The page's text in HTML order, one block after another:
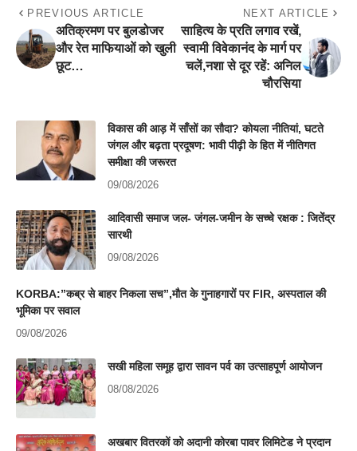
PREVIOUS ARTICLE
अतिक्रमण पर बुलडोजर
और रेत माफियाओं को खुली
छूट…
NEXT ARTICLE
साहित्य के प्रति लगाव रखें,
स्वामी विवेकानंद के मार्ग पर
चलें,नशा से दूर रहें: अनिल
चौरसिया
विकास की आड़ में साँसों का सौदा? कोयला नीतियां, घटते
जंगल और बढ़ता प्रदूषण: भावी पीढ़ी के हित में नीतिगत
समीक्षा की जरूरत
09/08/2026
आदिवासी समाज जल- जंगल-जमीन के सच्चे रक्षक : जितेंद्र
सारथी
09/08/2026
KORBA:”कब्र से बाहर निकला सच”,मौत के गुनाहगारों पर FIR, अस्पताल की
भूमिका पर सवाल
09/08/2026
सखी महिला समूह द्वारा सावन पर्व का उत्साहपूर्ण आयोजन
08/08/2026
अखबार वितरकों को अदानी कोरबा पावर लिमिटेड ने प्रदान